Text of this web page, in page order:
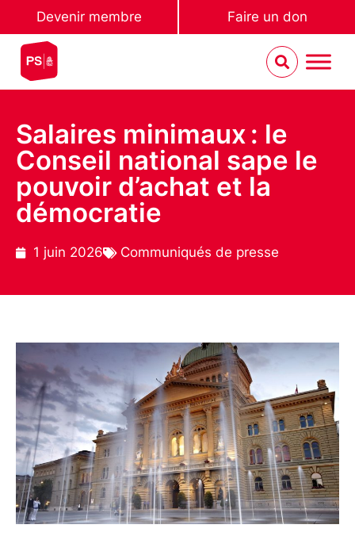
Devenir membre Faire un don
Salaires minimaux : le
Conseil national sape le
pouvoir d’achat et la
démocratie
1 juin 2026 Communiqués de presse